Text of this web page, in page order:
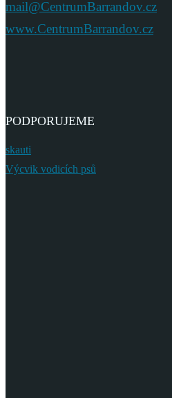
mail@CentrumBarrandov.cz
www.CentrumBarrandov.cz
PODPORUJEME
skauti
Výcvik vodicích psů